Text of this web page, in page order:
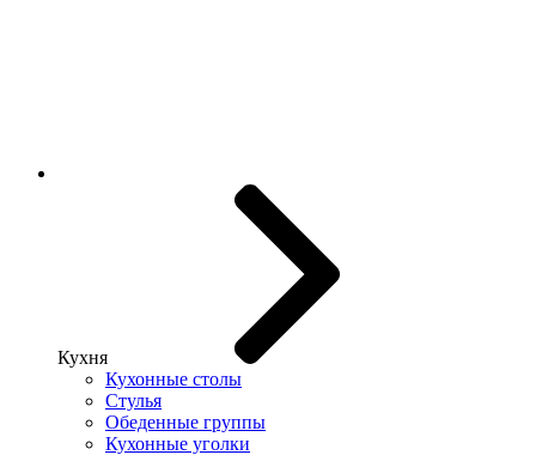
Кухня
Кухонные столы
Стулья
Обеденные группы
Кухонные уголки